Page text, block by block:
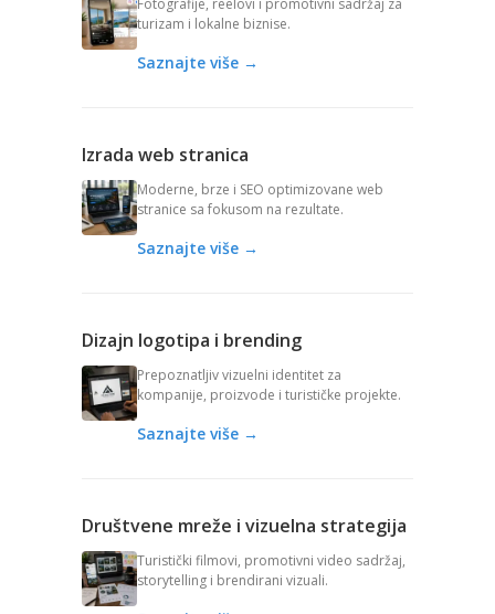
Fotografije, reelovi i promotivni sadržaj za
turizam i lokalne biznise.
Saznajte više →
Izrada web stranica
Moderne, brze i SEO optimizovane web
stranice sa fokusom na rezultate.
Saznajte više →
Dizajn logotipa i brending
Prepoznatljiv vizuelni identitet za
kompanije, proizvode i turističke projekte.
Saznajte više →
Društvene mreže i vizuelna strategija
Turistički filmovi, promotivni video sadržaj,
storytelling i brendirani vizuali.